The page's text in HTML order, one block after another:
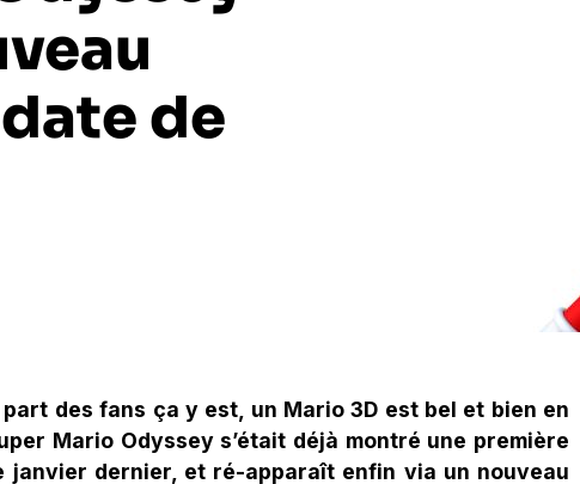
de
des fans ça y est, un Mario 3D est bel et bien en
Mario Odyssey s’était déjà montré une première
dernier, et ré-apparaît enfin via un nouveau